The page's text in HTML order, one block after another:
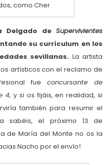
como Cher
Delgado deSupervivientes
su currículum en los
sevillanas. La artista
artísticos con el reclamo de
fueconcursante de
4, y si os fijáis, en realidad, si
también para resumir el
sabéis, el próximo 13 de
de María del Monte no os la
Nacho por el envío!